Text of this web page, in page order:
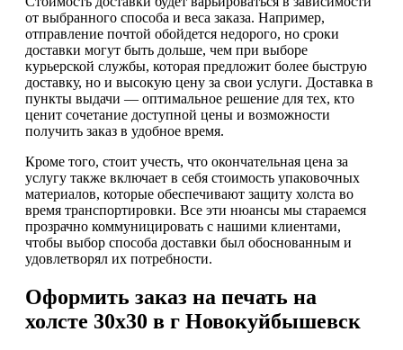
от выбранного способа и веса заказа. Например,
отправление почтой обойдется недорого, но сроки
доставки могут быть дольше, чем при выборе
курьерской службы, которая предложит более быструю
доставку, но и высокую цену за свои услуги. Доставка в
пункты выдачи — оптимальное решение для тех, кто
ценит сочетание доступной цены и возможности
получить заказ в удобное время.
Кроме того, стоит учесть, что окончательная цена за
услугу также включает в себя стоимость упаковочных
материалов, которые обеспечивают защиту холста во
время транспортировки. Все эти нюансы мы стараемся
прозрачно коммуницировать с нашими клиентами,
чтобы выбор способа доставки был обоснованным и
удовлетворял их потребности.
Оформить заказ на печать на
холсте 30х30 в г Новокуйбышевск